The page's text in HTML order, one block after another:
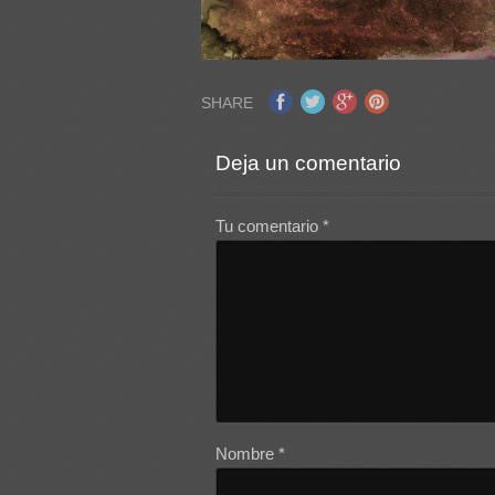
SHARE
Deja un comentario
Tu comentario*
Nombre*